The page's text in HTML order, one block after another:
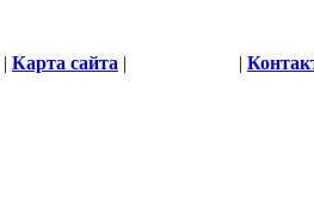
| Карта сайта | |